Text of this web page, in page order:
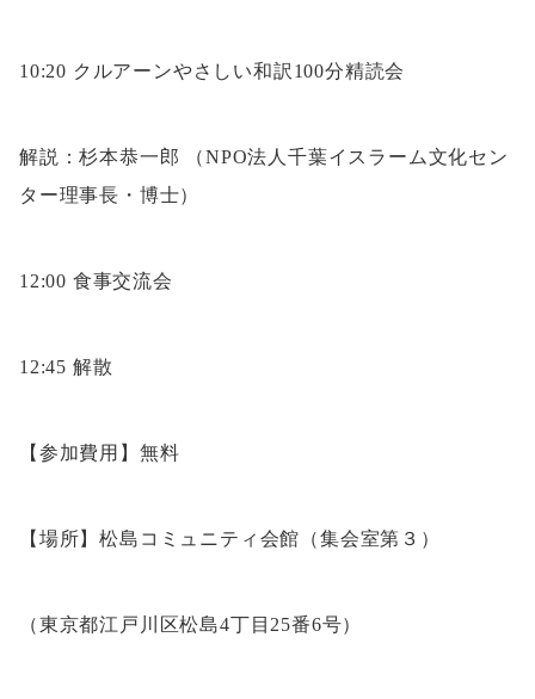
10:20 クルアーンやさしい和訳100分精読会
解説：杉本恭一郎 （NPO法人千葉イスラーム文化セン
ター理事長・博士）
12:00 食事交流会
12:45 解散
【参加費用】無料
【場所】松島コミュニティ会館（集会室第３）
（東京都江戸川区松島4丁目25番6号）